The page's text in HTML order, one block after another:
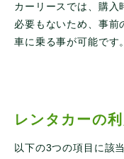
カーリースでは、購入
必要もないため、事前
車に乗る事が可能です。
レンタカーの
以下の3つの項目に該